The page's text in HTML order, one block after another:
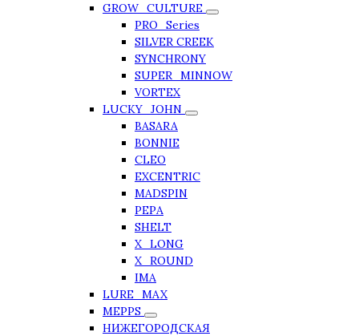
GROW_CULTURE
PRO_Series
SILVER CREEK
SYNCHRONY
SUPER_MINNOW
VORTEX
LUCKY_JOHN
BASARA
BONNIE
CLEO
EXCENTRIC
MADSPIN
PEPA
SHELT
X_LONG
X_ROUND
IMA
LURE_MAX
MEPPS
НИЖЕГОРОДСКАЯ